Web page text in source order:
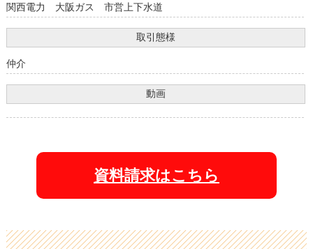
関西電力 大阪ガス 市営上下水道
取引態様
仲介
動画
資料請求はこちら